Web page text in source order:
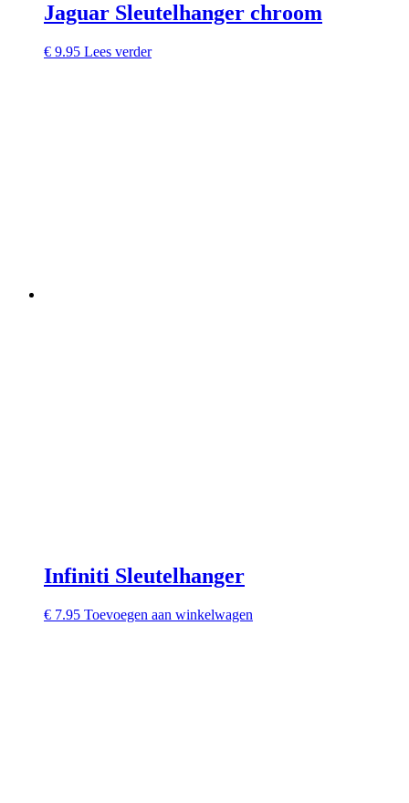
Jaguar Sleutelhanger chroom
€ 9.95 Lees verder
Infiniti Sleutelhanger
€ 7.95 Toevoegen aan winkelwagen